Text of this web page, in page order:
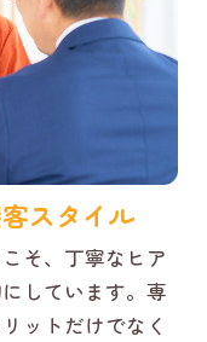
スタイル
そ、丁寧なヒア
しています。専
ットだけでなく